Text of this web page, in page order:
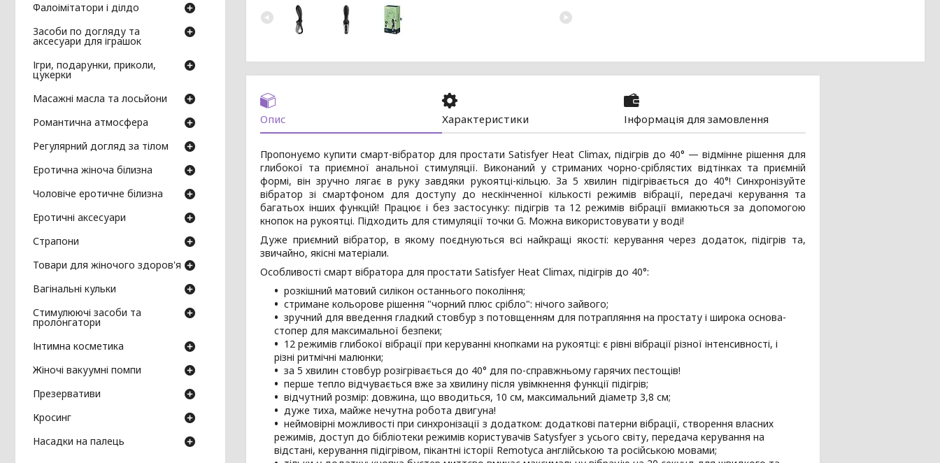
Опис Характеристики Інформація для замовлення
Пропонуємо купити смарт-вібратор для простати Satisfyer Heat Climax, підігрів до 40° — відмінне рішення для
глибокої та приємної анальної стимуляції. Виконаний у стриманих чорно-сріблястих відтінках та приємній
формі, він зручно лягає в руку завдяки рукоятці-кільцю. За 5 хвилин підігрівається до 40°! Синхронізуйте
вібратор зі смартфоном для доступу до нескінченної кількості режимів вібрації, передачі керування та
багатьох інших функцій! Працює і без застосунку: підігрів та 12 режимів вібрації вмиакються за допомогою
кнопок на рукоятці. Підходить для стимуляції точки G. Можна використовувати у воді!
Дуже приємний вібратор, в якому поєднуються всі найкращі якості: керування через додаток, підігрів та,
звичайно, якісні матеріали.
Особливості смарт вібратора для простати Satisfyer Heat Climax, підігрів до 40°:
розкішний матовий силікон останнього покоління;
стримане кольорове рішення "чорний плюс срібло": нічого зайвого;
зручний для введення гладкий стовбур з потовщенням для потрапляння на простату і широка основа-
стопер для максимальної безпеки;
12 режимів глибокої вібрації при керуванні кнопками на рукоятці: є рівні вібрації різної інтенсивності, і
різні ритмічні малюнки;
за 5 хвилин стовбур розігрівається до 40° для по-справжньому гарячих пестощів!
перше тепло відчувається вже за хвилину після увімкнення функції підігрів;
відчутний розмір: довжина, що вводиться, 10 см, максимальний діаметр 3,8 см;
дуже тиха, майже нечутна робота двигуна!
неймовірні можливості при синхронізації з додатком: додаткові патерни вібрації, створення власних
режимів, доступ до бібліотеки режимів користувачів Satysfyer з усього світу, передача керування на
відстані, керування підігрівом, пікантні історії Remotyca англійською та російською мовами;
Фалоімітатори і ділдо
Засоби по догляду та
аксесуари для іграшок
Ігри, подарунки, приколи,
цукерки
Масажні масла та лосьйони
Романтична атмосфера
Регулярний догляд за тілом
Еротична жіноча білизна
Чоловіче еротичне білизна
Еротичні аксесуари
Страпони
Товари для жіночого здоров'я
Вагінальні кульки
Стимулюючі засоби та
пролонгатори
Інтимна косметика
Жіночі вакуумні помпи
Презервативи
Кросинг
Насадки на палець